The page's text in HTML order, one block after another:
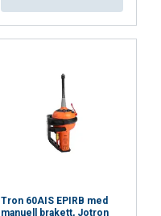
Tron 60AIS EPIRB med
manuell brakett, Jotron